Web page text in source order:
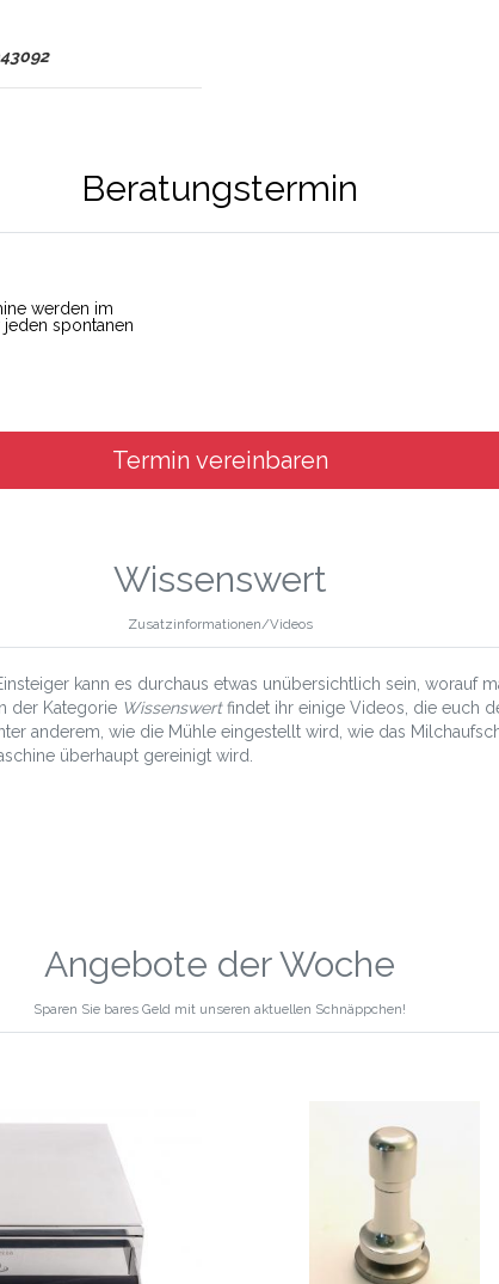
Beratungstermin
werden im
spontanen
Termin vereinbaren
Wissenswert
Zusatzinformationen/Videos
kann es durchaus etwas unübersichtlich sein, worauf
der Kategorie Wissenswertfindet ihr einige Videos, die euch
anderem, wie die Mühle eingestellt wird, wie das
überhaupt gereinigt wird.
Angebote der Woche
Sparen Sie bares Geld mit unseren aktuellen Schnäppchen!